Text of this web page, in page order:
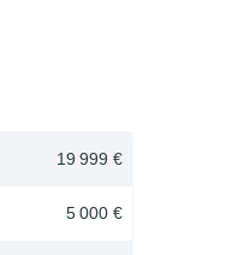
19 999 €
5 000 €